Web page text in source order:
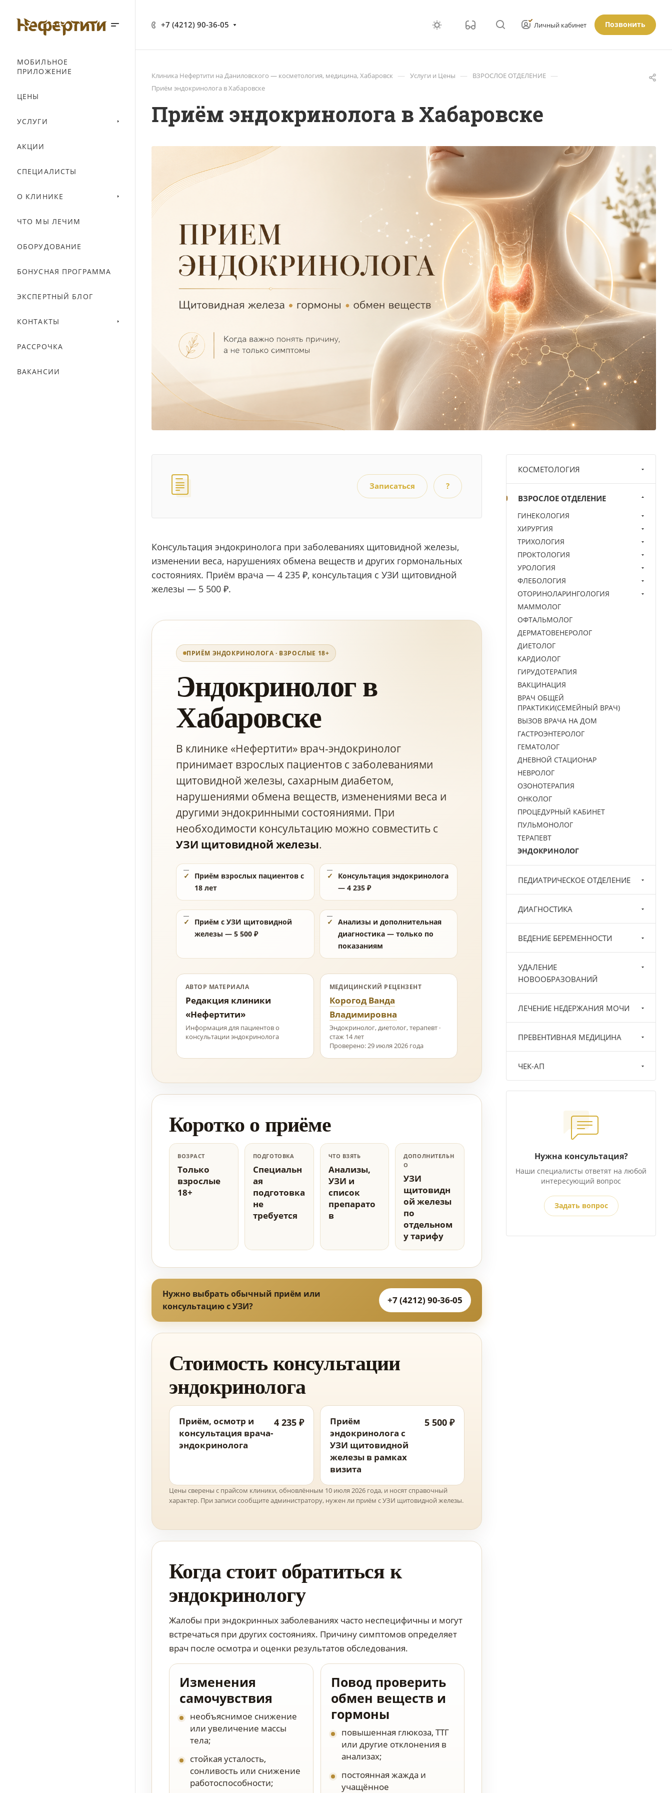
+7 (4212) 90-36-05 Личный кабинет Позвонить
МОБИЛЬНОЕ
ПРИЛОЖЕНИЕ
ЦЕНЫ
УСЛУГИ
АКЦИИ
СПЕЦИАЛИСТЫ
О КЛИНИКЕ
ЧТО МЫ ЛЕЧИМ
ОБОРУДОВАНИЕ
БОНУСНАЯ ПРОГРАММА
ЭКСПЕРТНЫЙ БЛОГ
КОНТАКТЫ
РАССРОЧКА
ВАКАНСИИ
Клиника Нефертити на Даниловского — косметология, медицина, Хабаровск — Услуги и Цены — ВЗРОСЛОЕ ОТДЕЛЕНИЕ —
Приём эндокринолога в Хабаровске
Приём эндокринолога в Хабаровске
Записаться ?
Консультация эндокринолога при заболеваниях щитовидной железы,
изменении веса, нарушениях обмена веществ и других гормональных
состояниях. Приём врача — 4 235 ₽, консультация с УЗИ щитовидной
железы — 5 500 ₽.
ПРИЁМ ЭНДОКРИНОЛОГА · ВЗРОСЛЫЕ 18+
Эндокринолог в
Хабаровске
В клинике «Нефертити» врач-эндокринолог
принимает взрослых пациентов с заболеваниями
щитовидной железы, сахарным диабетом,
нарушениями обмена веществ, изменениями веса и
другими эндокринными состояниями. При
необходимости консультацию можно совместить с
УЗИ щитовидной железы.
Приём взрослых пациентов с
18 лет
Консультация эндокринолога
— 4 235 ₽
Приём с УЗИ щитовидной
железы — 5 500 ₽
Анализы и дополнительная
диагностика — только по
показаниям
АВТОР МАТЕРИАЛА
Редакция клиники
«Нефертити»
Информация для пациентов о
консультации эндокринолога
МЕДИЦИНСКИЙ РЕЦЕНЗЕНТ
Корогод Ванда
Владимировна
Эндокринолог, диетолог, терапевт ·
стаж 14 лет
Проверено: 29 июля 2026 года
Коротко о приёме
ВОЗРАСТ
Только
взрослые
18+
ПОДГОТОВКА
Специальн
ая
подготовка
не
требуется
ЧТО ВЗЯТЬ
Анализы,
УЗИ и
список
препарато
в
ДОПОЛНИТЕЛЬН
О
УЗИ
щитовидн
ой железы
по
отдельном
у тарифу
Нужно выбрать обычный приём или
консультацию с УЗИ?
+7 (4212) 90-36-05
Стоимость консультации
эндокринолога
Приём, осмотр и
консультация врача-
эндокринолога
4 235 ₽
Приём
эндокринолога с
УЗИ щитовидной
железы в рамках
визита
5 500 ₽
Цены сверены с прайсом клиники, обновлённым 10 июля 2026 года, и носят справочный
характер. При записи сообщите администратору, нужен ли приём с УЗИ щитовидной железы.
Когда стоит обратиться к
эндокринологу
Жалобы при эндокринных заболеваниях часто неспецифичны и могут
встречаться при других состояниях. Причину симптомов определяет
врач после осмотра и оценки результатов обследования.
Изменения
самочувствия
необъяснимое снижение
или увеличение массы
тела;
стойкая усталость,
сонливость или снижение
работоспособности;
Повод проверить
обмен веществ и
гормоны
повышенная глюкоза, ТТГ
или другие отклонения в
анализах;
постоянная жажда и
учащённое
КОСМЕТОЛОГИЯ
ВЗРОСЛОЕ ОТДЕЛЕНИЕ
ГИНЕКОЛОГИЯ
ХИРУРГИЯ
ТРИХОЛОГИЯ
ПРОКТОЛОГИЯ
УРОЛОГИЯ
ФЛЕБОЛОГИЯ
ОТОРИНОЛАРИНГОЛОГИЯ
МАММОЛОГ
ОФТАЛЬМОЛОГ
ДЕРМАТОВЕНЕРОЛОГ
ДИЕТОЛОГ
КАРДИОЛОГ
ГИРУДОТЕРАПИЯ
ВАКЦИНАЦИЯ
ВРАЧ ОБЩЕЙ
ПРАКТИКИ(СЕМЕЙНЫЙ ВРАЧ)
ВЫЗОВ ВРАЧА НА ДОМ
ГАСТРОЭНТЕРОЛОГ
ГЕМАТОЛОГ
ДНЕВНОЙ СТАЦИОНАР
НЕВРОЛОГ
ОЗОНОТЕРАПИЯ
ОНКОЛОГ
ПРОЦЕДУРНЫЙ КАБИНЕТ
ПУЛЬМОНОЛОГ
ТЕРАПЕВТ
ЭНДОКРИНОЛОГ
ПЕДИАТРИЧЕСКОЕ ОТДЕЛЕНИЕ
ДИАГНОСТИКА
ВЕДЕНИЕ БЕРЕМЕННОСТИ
УДАЛЕНИЕ
НОВООБРАЗОВАНИЙ
ЛЕЧЕНИЕ НЕДЕРЖАНИЯ МОЧИ
ПРЕВЕНТИВНАЯ МЕДИЦИНА
ЧЕК-АП
Нужна консультация?
Наши специалисты ответят на любой
интересующий вопрос
Задать вопрос